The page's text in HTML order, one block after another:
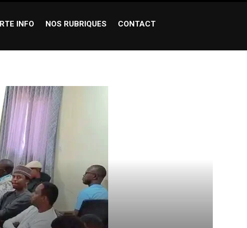
INFO NOS RUBRIQUES CONTACT